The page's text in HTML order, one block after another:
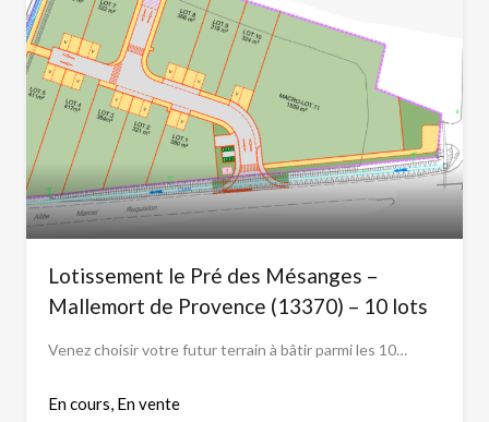
Lotissement le Pré des Mésanges –
Mallemort de Provence (13370) – 10 lots
Venez choisir votre futur terrain à bâtir parmi les 10…
En cours, En vente